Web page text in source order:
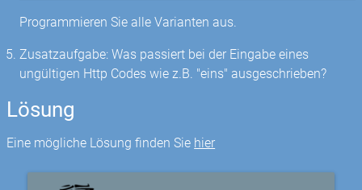
Programmieren Sie alle Varianten aus.
Zusatzaufgabe: Was passiert bei der Eingabe eines
ungültigen Http Codes wie z.B. "eins" ausgeschrieben?
Lösung
Eine mögliche Lösung finden Sie hier